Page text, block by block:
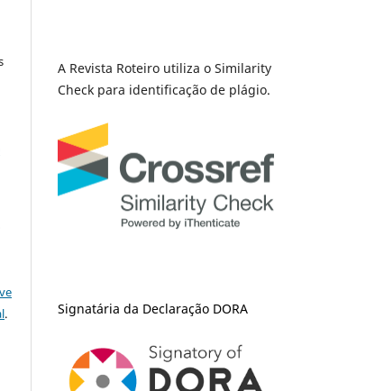
.
A Revista Roteiro utiliza o Similarity
Check para identificação de plágio.
Signatária da Declaração DORA